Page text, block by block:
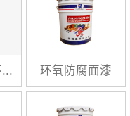
环氧防腐面漆